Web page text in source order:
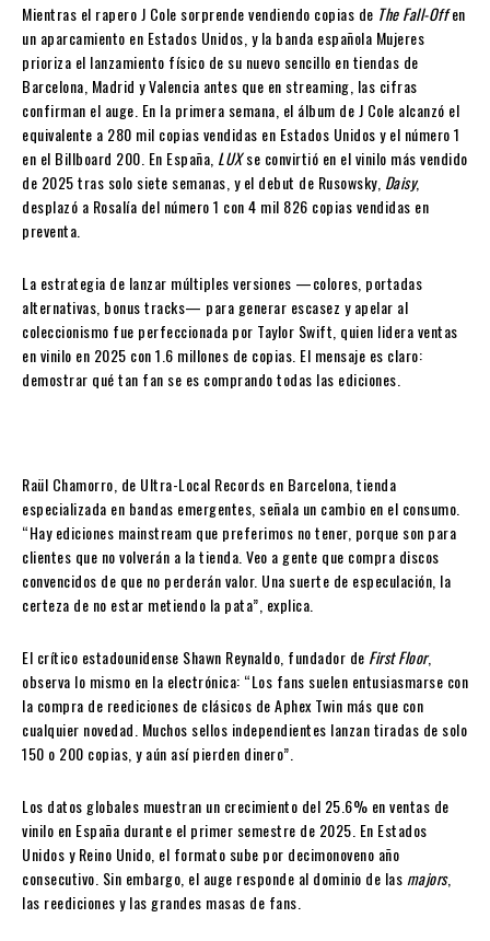
Mientras el rapero J Cole sorprende vendiendo copias de The Fall-Offen
un aparcamiento en Estados Unidos, y la banda española Mujeres
prioriza el lanzamiento físico de su nuevo sencillo en tiendas de
Barcelona, Madrid y Valencia antes que en streaming, las cifras
confirman el auge. En la primera semana, el álbum de J Cole alcanzó el
equivalente a 280 mil copias vendidas en Estados Unidos y el número 1
en el Billboard 200. En España, LUXse convirtió en el vinilo más vendido
de 2025 tras solo siete semanas, y el debut de Rusowsky, Daisy,
desplazó a Rosalía del número 1 con 4 mil 826 copias vendidas en
preventa.
La estrategia de lanzar múltiples versiones —colores, portadas
alternativas, bonus tracks— para generar escasez y apelar al
coleccionismo fue perfeccionada por Taylor Swift, quien lidera ventas
en vinilo en 2025 con 1.6 millones de copias. El mensaje es claro:
demostrar qué tan fan se es comprando todas las ediciones.
Raül Chamorro, de Ultra-Local Records en Barcelona, tienda
especializada en bandas emergentes, señala un cambio en el consumo.
“Hay ediciones mainstream que preferimos no tener, porque son para
clientes que no volverán a la tienda. Veo a gente que compra discos
convencidos de que no perderán valor. Una suerte de especulación, la
certeza de no estar metiendo la pata”, explica.
El crítico estadounidense Shawn Reynaldo, fundador de First Floor,
observa lo mismo en la electrónica: “Los fans suelen entusiasmarse con
la compra de reediciones de clásicos de Aphex Twin más que con
cualquier novedad. Muchos sellos independientes lanzan tiradas de solo
150 o 200 copias, y aún así pierden dinero”.
Los datos globales muestran un crecimiento del 25.6% en ventas de
vinilo en España durante el primer semestre de 2025. En Estados
Unidos y Reino Unido, el formato sube por decimonoveno año
consecutivo. Sin embargo, el auge responde al dominio de las majors,
las reediciones y las grandes masas de fans.